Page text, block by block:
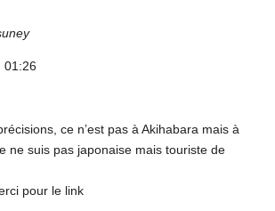
01:26
ce n’est pas à Akihabara mais à
ne suis pas japonaise mais touriste de
pour le link